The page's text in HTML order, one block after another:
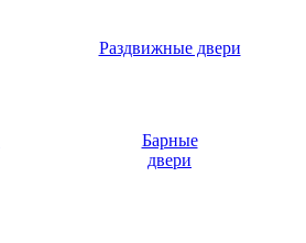
Раздвижные двери
Барные
двери